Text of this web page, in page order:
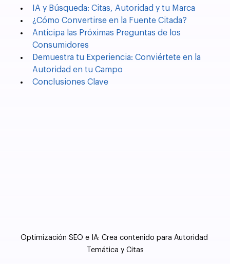
IA y Búsqueda: Citas, Autoridad y tu Marca
¿Cómo Convertirse en la Fuente Citada?
Anticipa las Próximas Preguntas de los
Consumidores
Demuestra tu Experiencia: Conviértete en la
Autoridad en tu Campo
Conclusiones Clave
Optimización SEO e IA: Crea contenido para Autoridad
Temática y Citas